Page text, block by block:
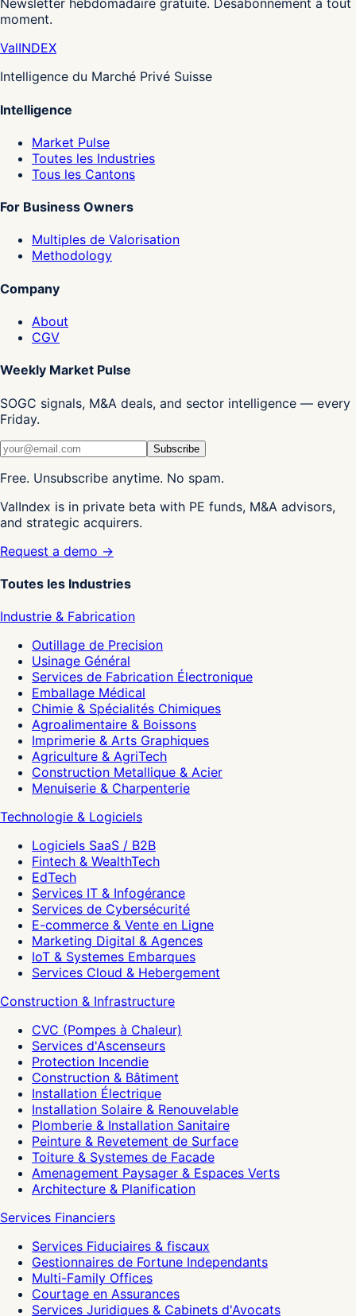
Newsletter hebdomadaire gratuite. Désabonnement à tout
moment.
ValINDEX
Intelligence du Marché Privé Suisse
Intelligence
Market Pulse
Toutes les Industries
Tous les Cantons
For Business Owners
Multiples de Valorisation
Methodology
Company
About
CGV
Weekly Market Pulse
SOGC signals, M&A deals, and sector intelligence — every
Friday.
Subscribe
Free. Unsubscribe anytime. No spam.
ValIndex is in private beta with PE funds, M&A advisors,
and strategic acquirers.
Request a demo →
Toutes les Industries
Industrie & Fabrication
Outillage de Precision
Usinage Général
Services de Fabrication Électronique
Emballage Médical
Chimie & Spécialités Chimiques
Agroalimentaire & Boissons
Imprimerie & Arts Graphiques
Agriculture & AgriTech
Construction Metallique & Acier
Menuiserie & Charpenterie
Technologie & Logiciels
Logiciels SaaS / B2B
Fintech & WealthTech
EdTech
Services IT & Infogérance
Services de Cybersécurité
E-commerce & Vente en Ligne
Marketing Digital & Agences
IoT & Systemes Embarques
Services Cloud & Hebergement
Construction & Infrastructure
CVC (Pompes à Chaleur)
Services d'Ascenseurs
Protection Incendie
Construction & Bâtiment
Installation Électrique
Installation Solaire & Renouvelable
Plomberie & Installation Sanitaire
Peinture & Revetement de Surface
Toiture & Systemes de Facade
Amenagement Paysager & Espaces Verts
Architecture & Planification
Services Financiers
Services Fiduciaires & fiscaux
Gestionnaires de Fortune Independants
Multi-Family Offices
Courtage en Assurances
Services Juridiques & Cabinets d'Avocats